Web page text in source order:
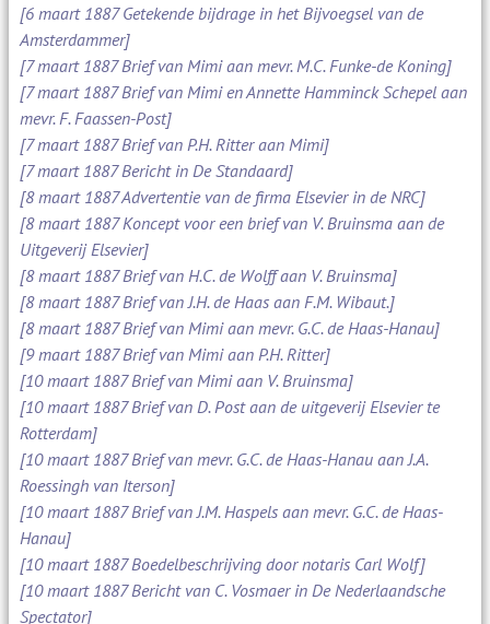
[6 maart 1887 Getekende bijdrage in het Bijvoegsel van de
Amsterdammer]
[7 maart 1887 Brief van Mimi aan mevr. M.C. Funke-de Koning]
[7 maart 1887 Brief van Mimi en Annette Hamminck Schepel aan
mevr. F. Faassen-Post]
[7 maart 1887 Brief van P.H. Ritter aan Mimi]
[7 maart 1887 Bericht in De Standaard]
[8 maart 1887 Advertentie van de firma Elsevier in de NRC]
[8 maart 1887 Koncept voor een brief van V. Bruinsma aan de
Uitgeverij Elsevier]
[8 maart 1887 Brief van H.C. de Wolff aan V. Bruinsma]
[8 maart 1887 Brief van J.H. de Haas aan F.M. Wibaut.]
[8 maart 1887 Brief van Mimi aan mevr. G.C. de Haas-Hanau]
[9 maart 1887 Brief van Mimi aan P.H. Ritter]
[10 maart 1887 Brief van Mimi aan V. Bruinsma]
[10 maart 1887 Brief van D. Post aan de uitgeverij Elsevier te
Rotterdam]
[10 maart 1887 Brief van mevr. G.C. de Haas-Hanau aan J.A.
Roessingh van Iterson]
[10 maart 1887 Brief van J.M. Haspels aan mevr. G.C. de Haas-
Hanau]
[10 maart 1887 Boedelbeschrijving door notaris Carl Wolf]
[10 maart 1887 Bericht van C. Vosmaer in De Nederlaandsche
Spectator]